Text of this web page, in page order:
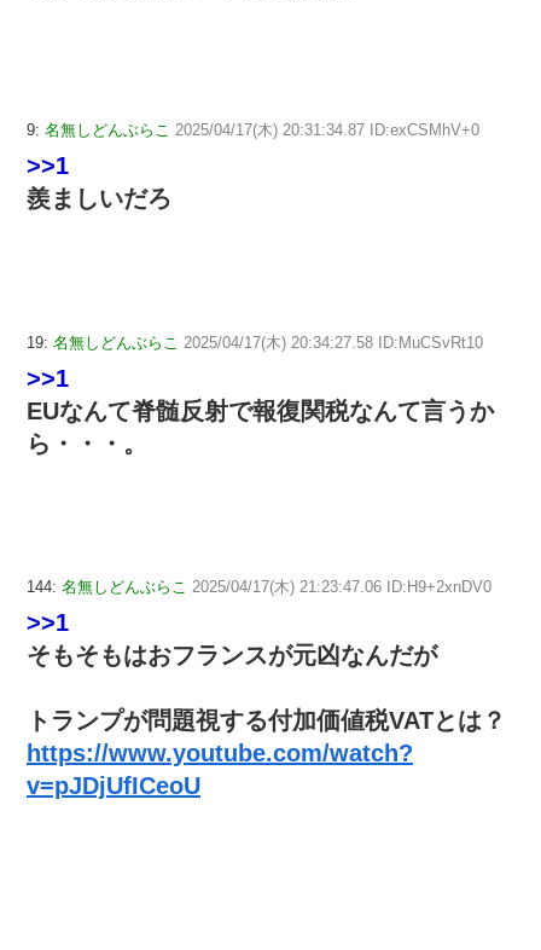
9: 名無しどんぶらこ 2025/04/17(木) 20:31:34.87 ID:exCSMhV+0
>>1
羨ましいだろ
19: 名無しどんぶらこ 2025/04/17(木) 20:34:27.58 ID:MuCSvRt10
>>1
EUなんて脊髄反射で報復関税なんて言うか
ら・・・。
144: 名無しどんぶらこ 2025/04/17(木) 21:23:47.06 ID:H9+2xnDV0
>>1
そもそもはおフランスが元凶なんだが
トランプが問題視する付加価値税VATとは？
https://www.youtube.com/watch?
v=pJDjUfICeoU